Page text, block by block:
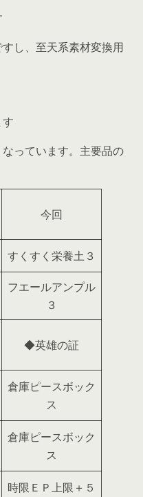
し、至天系素材変換用
っています。主要品の
今回
すくすく栄養土３
フエールアンプル
３
◆英雄の証
倉庫ピースボック
ス
倉庫ピースボック
ス
時限ＥＰ上限＋５